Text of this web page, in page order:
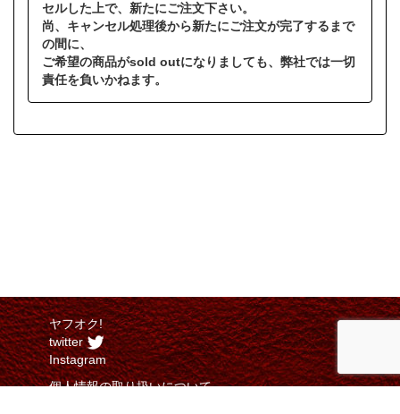
セルした上で、新たにご注文下さい。
尚、キャンセル処理後から新たにご注文が完了するまで
の間に、
ご希望の商品がsold outになりましても、弊社では一切
責任を負いかねます。
ヤフオク!
twitter
Instagram
個人情報の取り扱いについて